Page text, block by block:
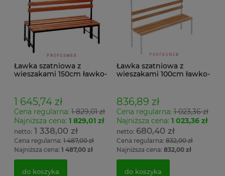
Ławka szatniowa z
wieszakami 150cm ławko-
1 645,74 zł
Cena regularna: 1 829,01 zł
Najniższa cena: 1 829,01 zł
1 338,00 zł
Cena regularna: 1 487,00 zł
Najniższa cena: 1 487,00 zł
do koszyka
Ławka szatniowa z
wieszakami 100cm ławko-
836,89 zł
Cena regularna:1 023,36 zł
Najniższa cena: 1 023,36 zł
680,40 zł
Cena regularna:832,00 zł
Najniższa cena: 832,00 zł
do koszyka